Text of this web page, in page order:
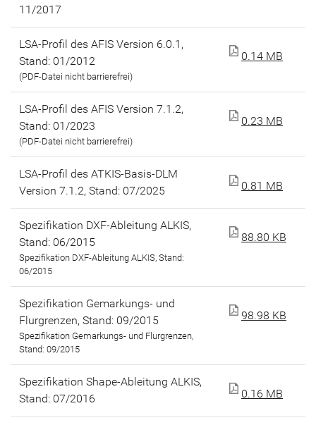
11/2017
LSA-Profil des AFIS Version 6.0.1,
Stand: 01/2012
(PDF-Datei nicht barrierefrei)
0.14 MB
LSA-Profil des AFIS Version 7.1.2,
Stand: 01/2023
(PDF-Datei nicht barrierefrei)
0.23 MB
LSA-Profil des ATKIS-Basis-DLM
Version 7.1.2, Stand: 07/2025
0.81 MB
Spezifikation DXF-Ableitung ALKIS,
Stand: 06/2015
Spezifikation DXF-Ableitung ALKIS, Stand:
06/2015
88.80 KB
Spezifikation Gemarkungs- und
Flurgrenzen, Stand: 09/2015
Spezifikation Gemarkungs- und Flurgrenzen,
Stand: 09/2015
98.98 KB
Spezifikation Shape-Ableitung ALKIS,
Stand: 07/2016
0.16 MB